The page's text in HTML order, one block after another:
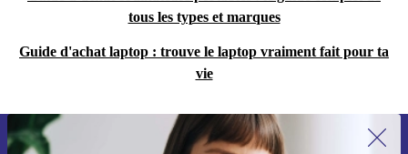
tous les types et marques
Guide d'achat laptop : trouve le laptop vraiment fait pour ta
vie